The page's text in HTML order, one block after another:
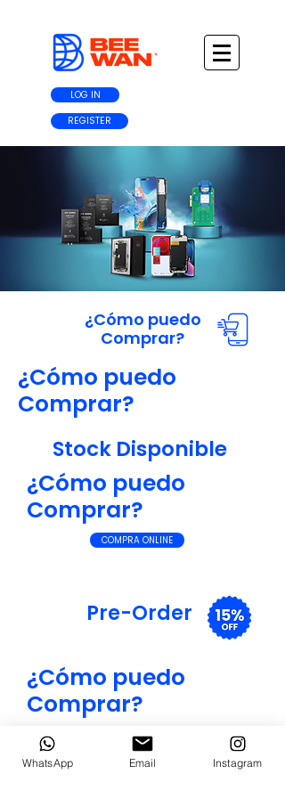
LOG IN
REGISTER
¿Cómo puedo
Comprar?
¿Cómo puedo
Comprar?
Stock Disponible
¿Cómo puedo
Comprar?
COMPRA ONLINE
Pre-Order
¿Cómo puedo
Comprar?
PRE-ORDER
WhatsApp Email Instagram